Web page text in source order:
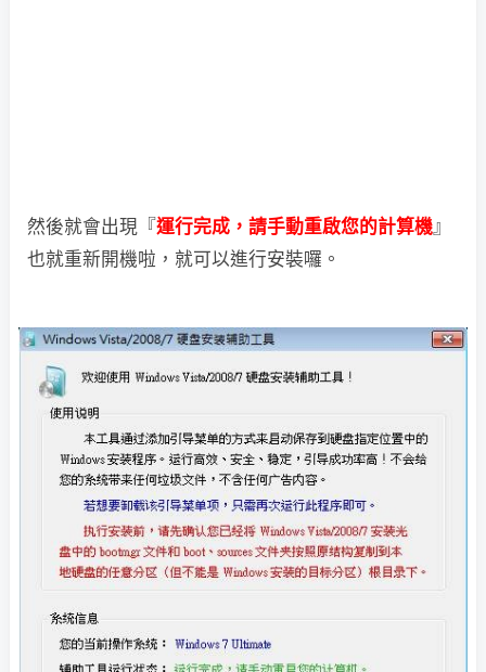
然後就會出現『運行完成，請手動重啟您的計算機』
也就重新開機啦，就可以進行安裝囉。